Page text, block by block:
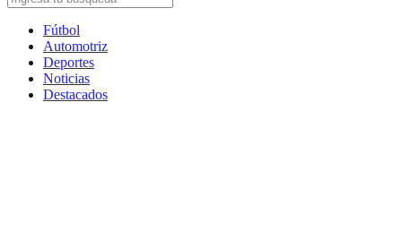
Fútbol
Automotriz
Deportes
Noticias
Destacados